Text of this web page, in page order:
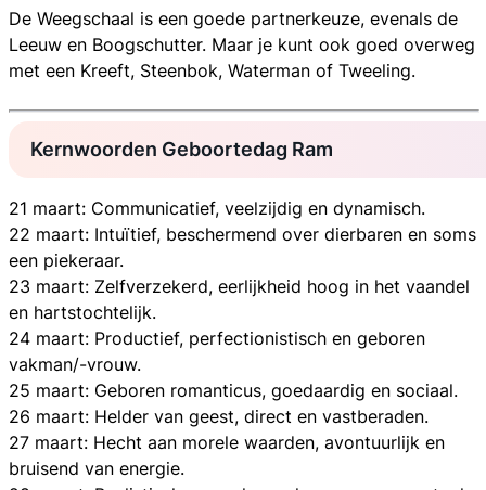
De Weegschaal is een goede partnerkeuze, evenals de
Leeuw en Boogschutter. Maar je kunt ook goed overweg
met een Kreeft, Steenbok, Waterman of Tweeling.
Kernwoorden Geboortedag Ram
21 maart: Communicatief, veelzijdig en dynamisch.
22 maart: Intuïtief, beschermend over dierbaren en soms
een piekeraar.
23 maart: Zelfverzekerd, eerlijkheid hoog in het vaandel
en hartstochtelijk.
24 maart: Productief, perfectionistisch en geboren
vakman/-vrouw.
25 maart: Geboren romanticus, goedaardig en sociaal.
26 maart: Helder van geest, direct en vastberaden.
27 maart: Hecht aan morele waarden, avontuurlijk en
bruisend van energie.